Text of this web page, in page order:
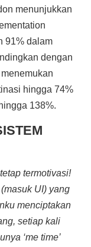
menunjukkan
91% dalam
dengan
hingga 74%
138%.
termotivasi!
UI) yang
menciptakan
setiap kali
‘me time’